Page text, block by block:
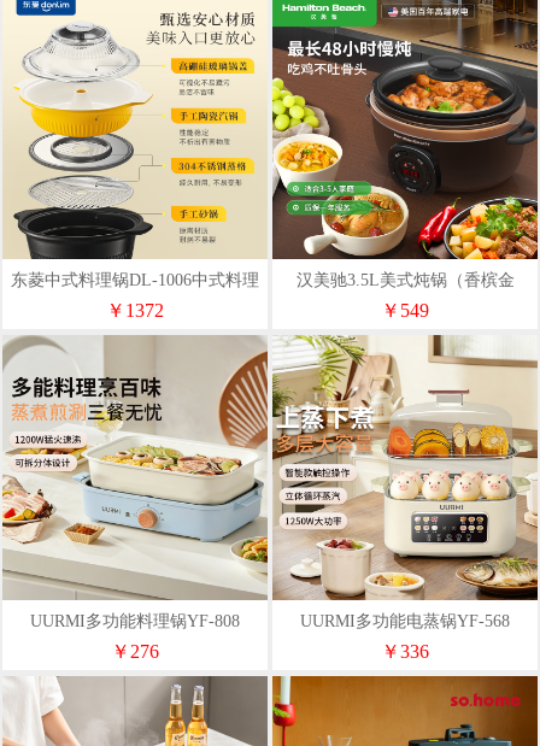
东菱中式料理锅DL-1006中式料理
锅多功能蒸汽锅家用
￥1372
汉美驰3.5L美式炖锅（香槟金
48H）
￥549
UURMI多功能料理锅YF-808
￥276
UURMI多功能电蒸锅YF-568
￥336